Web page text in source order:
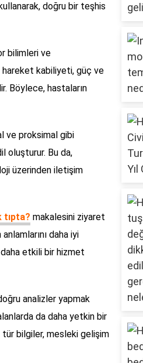
doğru bir teşhis
bilimleri ve
hareket kabiliyeti, güç ve
Böylece, hastaların
ve proksimal gibi
oluşturur. Bu da,
üzerinden iletişim
tıpta? makalesini ziyaret
daha iyi
etkili bir hizmet
analizler yapmak
da daha yetkin bir
tür bilgiler, mesleki gelişim